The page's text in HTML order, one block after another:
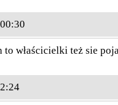
to właścicielki też sie